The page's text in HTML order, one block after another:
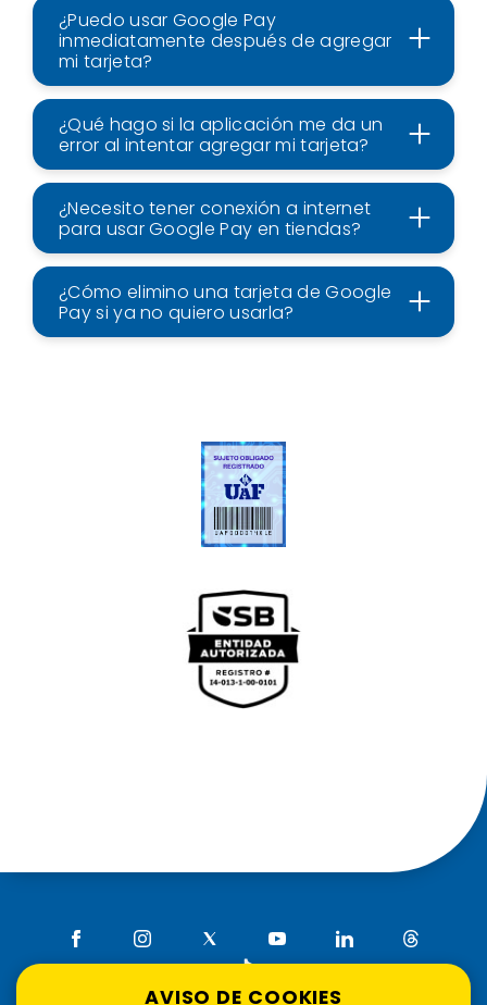
¿Puedo usar Google Pay
inmediatamente después de agregar
mi tarjeta?
¿Qué hago si la aplicación me da un
error al intentar agregar mi tarjeta?
¿Necesito tener conexión a internet
para usar Google Pay en tiendas?
¿Cómo elimino una tarjeta de Google
Pay si ya no quiero usarla?
AVISO DE COOKIES